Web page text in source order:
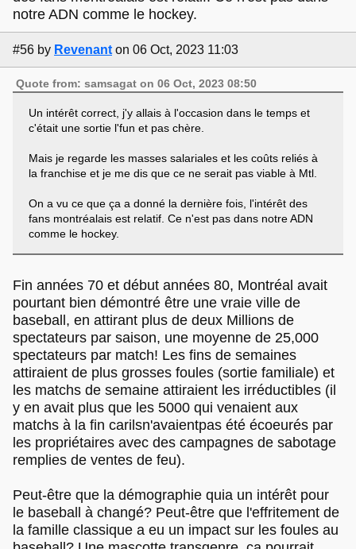
notre ADN comme le hockey.
#56 by Revenant on 06 Oct, 2023 11:03
Quote from: samsagat on 06 Oct, 2023 08:50
Un intérêt correct, j'y allais à l'occasion dans le temps et
c'était une sortie l'fun et pas chère.
Mais je regarde les masses salariales et les coûts reliés à
la franchise et je me dis que ce ne serait pas viable à Mtl.
On a vu ce que ça a donné la dernière fois, l'intérêt des
fans montréalais est relatif. Ce n'est pas dans notre ADN
comme le hockey.
Fin années 70 et début années 80, Montréal avait
pourtant bien démontré être une vraie ville de
baseball, en attirant plus de deux Millions de
spectateurs par saison, une moyenne de 25,000
spectateurs par match! Les fins de semaines
attiraient de plus grosses foules (sortie familiale) et
les matchs de semaine attiraient les irréductibles (il
y en avait plus que les 5000 qui venaient aux
matchs à la fin carilsn'avaientpas été écoeurés par
les propriétaires avec des campagnes de sabotage
remplies de ventes de feu).
Peut-être que la démographie quia un intérêt pour
le baseball à changé? Peut-être que l'effritement de
la famille classique a eu un impact sur les foules au